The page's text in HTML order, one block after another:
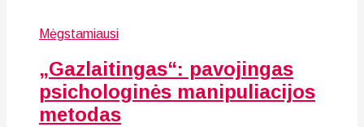
Mėgstamiausi
„Gazlaitingas“: pavojingas
psichologinės manipuliacijos
metodas